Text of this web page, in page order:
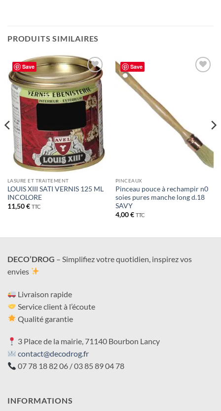
PRODUITS SIMILAIRES
Save
Ajouter
à la liste
de
souhaits
LASURE ET TRAITEMENT
LOUIS XIII SATI VERNIS 125 ML
INCOLORE
11,50€ TTC
Save
PINCEAUX
Pinceau pouce à rechampir n0
soies pures manche long d.18
SAVY
4,00€ TTC
DECO’DROG – Simplifiez votre quotidien, inspirez vos
envies
Livraison rapide
Service client à l’écoute
Qualité garantie
3 Place de la mairie, 71140 Bourbon Lancy
contact@decodrog.fr
07 78 18 82 06 / 03 85 89 04 78
INFORMATIONS